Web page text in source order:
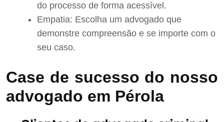
do processo de forma acessível.
Empatia: Escolha um advogado que
demonstre compreensão e se importe com o
seu caso.
Case de sucesso do nosso
advogado em Pérola